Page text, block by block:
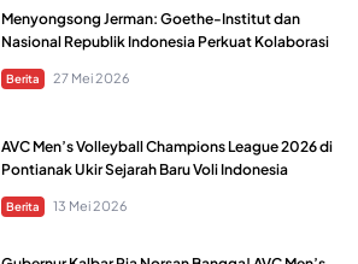
Menyongsong Jerman: Goethe-Institut dan
Nasional Republik Indonesia Perkuat Kolaborasi
Berita 27 Mei 2026
AVC Men’s Volleyball Champions League 2026 di
Pontianak Ukir Sejarah Baru Voli Indonesia
Berita 13 Mei 2026